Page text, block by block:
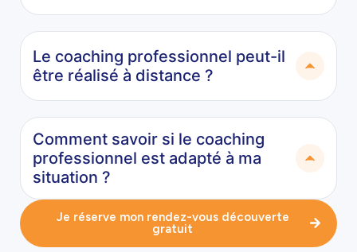
Le coaching professionnel peut-il
être réalisé à distance ?
Comment savoir si le coaching
professionnel est adapté à ma
situation ?
Je réserve mon rendez-vous découverte
gratuit